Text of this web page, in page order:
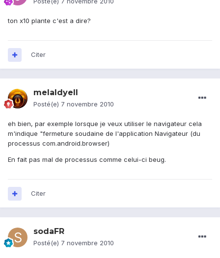
ton x10 plante c'est a dire?
Citer
melaldyell
Posté(e) 7 novembre 2010
eh bien, par exemple lorsque je veux utiliser le navigateur cela
m'indique "fermeture soudaine de l'application Navigateur (du
processus com.android.browser)
En fait pas mal de processus comme celui-ci beug.
Citer
sodaFR
Posté(e) 7 novembre 2010